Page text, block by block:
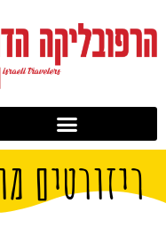
ריזורטים